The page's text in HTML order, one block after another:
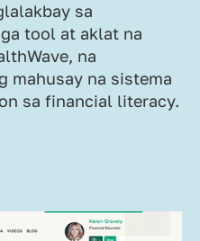
sa
tool at aklat na
na
mahusay na sistema
sa financial literacy.